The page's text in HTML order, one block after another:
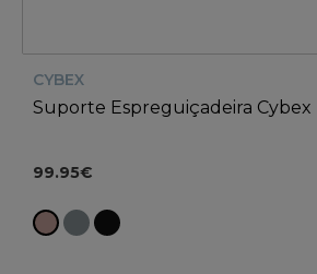
CYBEX
Suporte Espreguiçadeira
99.95€